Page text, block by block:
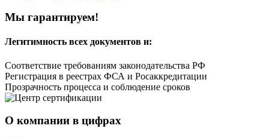
Мы гарантируем!
Легитимность всех документов и:
Соответствие требованиям законодательства РФ
Регистрация в реестрах ФСА и Росаккредитации
Прозрачность процесса и соблюдение сроков
О компании в цифрах